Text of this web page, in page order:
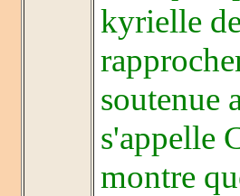
kyrielle
soutenue
s'appelle
montre